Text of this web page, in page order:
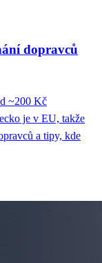
dopravců
~200 Kč
je v EU, takže
a tipy, kde